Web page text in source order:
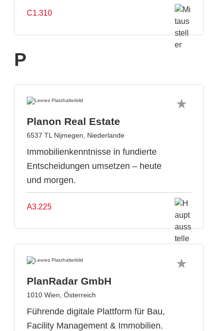
C1.310
P
Planon Real Estate
6537 TL Nijmegen, Niederlande
Immobilienkenntnisse in fundierte
Entscheidungen umsetzen – heute
und morgen.
A3.225
PlanRadar GmbH
1010 Wien, Österreich
Führende digitale Plattform für Bau,
Facility Management & Immobilien.